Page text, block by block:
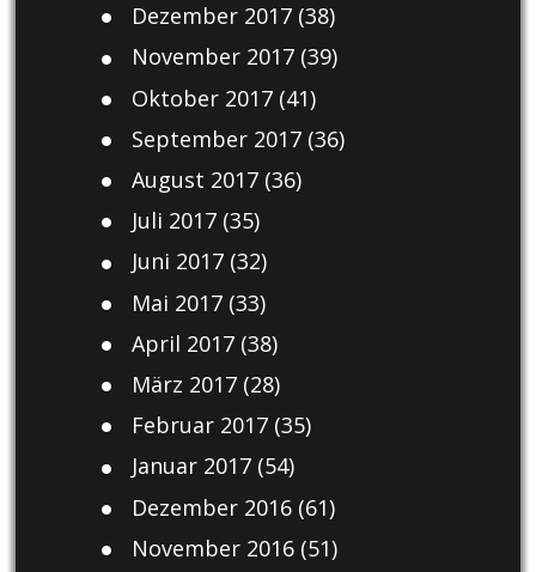
Dezember 2017(38)
November 2017(39)
Oktober 2017(41)
September 2017(36)
August 2017(36)
Juli 2017(35)
Juni 2017(32)
Mai 2017(33)
April 2017(38)
März 2017(28)
Februar 2017(35)
Januar 2017(54)
Dezember 2016(61)
November 2016(51)